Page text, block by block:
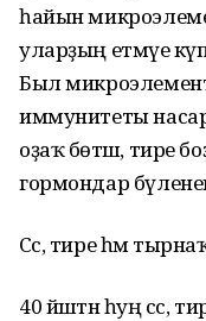
һайын
уларҙың етмәүе
Был микроэлемент
иммунитеты
оҙаҡ бөтәшә, тире
гормондар
Сәс, тире һәм
40 йәштән һуң сәс,